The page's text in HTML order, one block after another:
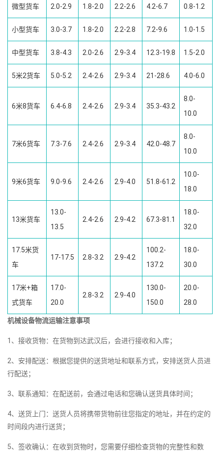
微型货车 2.0-2.9 1.8-2.0 2.2-2.6 4.2-6.7 0.8-1.2
小型货车 3.0-3.7 1.8-2.0 2.2-2.8 7.2-9.6 1.0-1.5
中型货车 3.8-4.3 2.0-2.6 2.9-3.4 12.3-19.8 1.5-2.0
5米2货车 5.0-5.2 2.4-2.6 2.9-3.4 21-28.6 4.0-6.0
6米8货车 6.4-6.8 2.4-2.6 2.9-3.4 35.3-43.2
8.0-
10.0
7米6货车 7.3-7.6 2.4-2.6 2.9-3.4 42.0-48.7
8.0-
10.0
9米6货车 9.0-9.6 2.4-2.6 2.9-4.0 51.8-61.2
10.0-
18.0
13米货车
13.0-
13.5
2.4-2.6 2.9-4.2 67.3-81.1
18.0-
32.0
17.5米货
车
17-17.5 2.8-3.2 2.9-4.2
100.2-
137.2
18.0-
30.0
17米+箱
式货车
17.0-
20.0
2.8-3.2 2.9-4.0
130.0-
150.0
20.0-
28.0
机械设备物流运输注意事项
1、接收货物：在货物到达武汉后，会进行接收和入库；
2、安排配送：根据您提供的送货地址和联系方式，安排送货人员进
行配送；
3、联系通知：在配送前，会通过电话和您确认送货具体时间；
4、送货上门：送货人员将携带货物前往您指定的地址，并在约定的
时间段内进行送货；
5、签收确认：在收到货物时，您需要仔细检查货物的完整性和数